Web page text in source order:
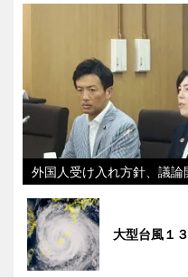
外国人受け入れ方針、議論
大型台風１